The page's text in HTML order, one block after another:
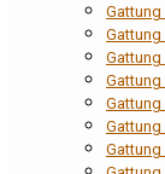
Gattung
Gattung
Gattung
Gattung